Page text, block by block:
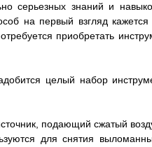
серьезных знаний и
на первый взгляд
приобретать
целый набор
подающий сжатый
для снятия